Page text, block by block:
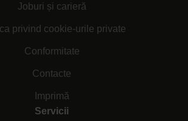
Joburi și carieră
privind cookie-urile private
Conformitate
Contacte
Imprimă
Servicii